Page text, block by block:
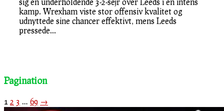
kamp. Wrexham viste stor offensiv kvalitet og
udnyttede sine chancer effektivt, mens Leeds
pressede...
Pagination
1 2 3 … 69 →